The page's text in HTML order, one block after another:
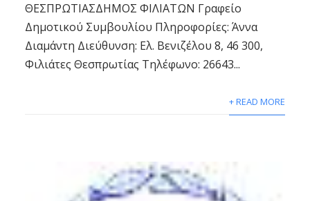
ΘΕΣΠΡΩΤΙΑΣΔΗΜΟΣ ΦΙΛΙΑΤΩΝ Γραφείο
Δημοτικού Συμβουλίου Πληροφορίες: Άννα
Διαμάντη Διεύθυνση: Ελ. Βενιζέλου 8, 46 300,
Φιλιάτες Θεσπρωτίας Τηλέφωνο: 26643...
+ READ MORE